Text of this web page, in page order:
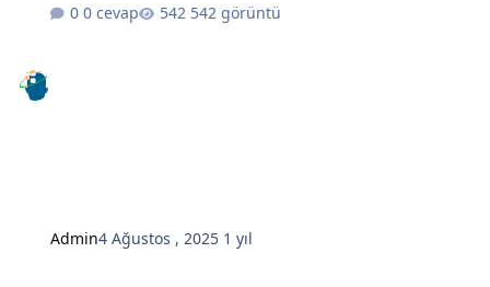
0 cevap
542 görüntü
Admin4 Ağustos , 2025 1 yıl